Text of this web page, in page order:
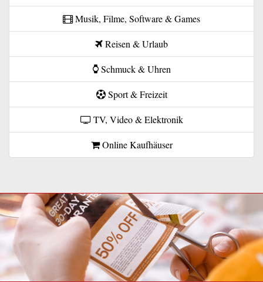
Musik, Filme, Software & Games
Reisen & Urlaub
Schmuck & Uhren
Sport & Freizeit
TV, Video & Elektronik
Online Kaufhäuser